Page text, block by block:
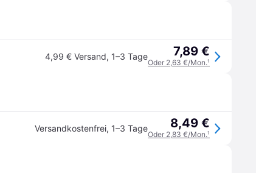
4,99 € Versand, 1–3 Tage 7,89 €
Oder 2,63 €/Mon.¹
Versandkostenfrei, 1–3 Tage 8,49 €
Oder 2,83 €/Mon.¹